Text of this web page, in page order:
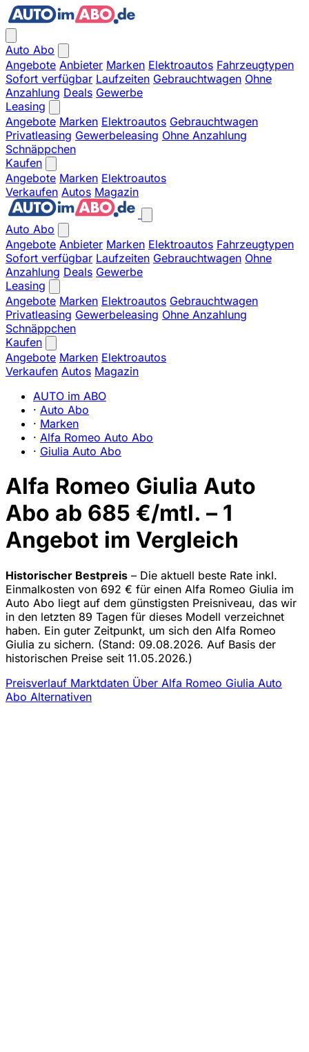
Auto Abo
Angebote Anbieter Marken Elektroautos Fahrzeugtypen
Sofort verfügbar Laufzeiten Gebrauchtwagen Ohne
Anzahlung Deals Gewerbe
Leasing
Angebote Marken Elektroautos Gebrauchtwagen
Privatleasing Gewerbeleasing Ohne Anzahlung
Schnäppchen
Kaufen
Angebote Marken Elektroautos
Verkaufen Autos Magazin
Auto Abo
Angebote Anbieter Marken Elektroautos Fahrzeugtypen
Sofort verfügbar Laufzeiten Gebrauchtwagen Ohne
Anzahlung Deals Gewerbe
Leasing
Angebote Marken Elektroautos Gebrauchtwagen
Privatleasing Gewerbeleasing Ohne Anzahlung
Schnäppchen
Kaufen
Angebote Marken Elektroautos
Verkaufen Autos Magazin
AUTO im ABO
· Auto Abo
· Marken
· Alfa Romeo Auto Abo
· Giulia Auto Abo
Alfa Romeo Giulia Auto
Abo ab 685 €/mtl. – 1
Angebot im Vergleich
Historischer Bestpreis – Die aktuell beste Rate inkl.
Einmalkosten von 692 € für einen Alfa Romeo Giulia im
Auto Abo liegt auf dem günstigsten Preisniveau, das wir
in den letzten 89 Tagen für dieses Modell verzeichnet
haben. Ein guter Zeitpunkt, um sich den Alfa Romeo
Giulia zu sichern. (Stand: 09.08.2026. Auf Basis der
historischen Preise seit 11.05.2026.)
Preisverlauf Marktdaten Über Alfa Romeo Giulia Auto
Abo Alternativen